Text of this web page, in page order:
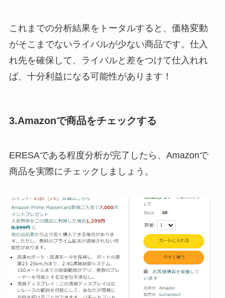
これまでの分析結果をトータルすると、価格変動
がそこまでないライバルが少ない商品です。仕入
れ先を確保して、ライバルと差をつけて仕入れれ
ば、十分利益になる可能性があります！
3.Amazonで商品をチェックする
ERESAである程度分析が完了したら、Amazonで
商品を実際にチェックしましょう。